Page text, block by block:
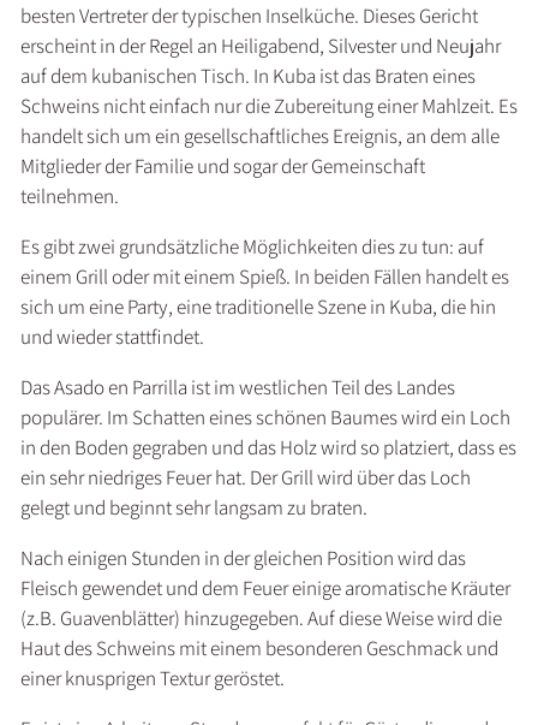
besten Vertreter der typischen Inselküche. Dieses Gericht
erscheint in der Regel an Heiligabend, Silvester und Neujahr
auf dem kubanischen Tisch. In Kuba ist das Braten eines
Schweins nicht einfach nur die Zubereitung einer Mahlzeit. Es
handelt sich um ein gesellschaftliches Ereignis, an dem alle
Mitglieder der Familie und sogar der Gemeinschaft
teilnehmen.
Es gibt zwei grundsätzliche Möglichkeiten dies zu tun: auf
einem Grill oder mit einem Spieß. In beiden Fällen handelt es
sich um eine Party, eine traditionelle Szene in Kuba, die hin
und wieder stattfindet.
Das Asado en Parrilla ist im westlichen Teil des Landes
populärer. Im Schatten eines schönen Baumes wird ein Loch
in den Boden gegraben und das Holz wird so platziert, dass es
ein sehr niedriges Feuer hat. Der Grill wird über das Loch
gelegt und beginnt sehr langsam zu braten.
Nach einigen Stunden in der gleichen Position wird das
Fleisch gewendet und dem Feuer einige aromatische Kräuter
(z.B. Guavenblätter) hinzugegeben. Auf diese Weise wird die
Haut des Schweins mit einem besonderen Geschmack und
einer knusprigen Textur geröstet.